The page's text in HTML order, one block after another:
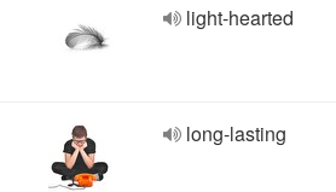
light-hearted
long-lasting